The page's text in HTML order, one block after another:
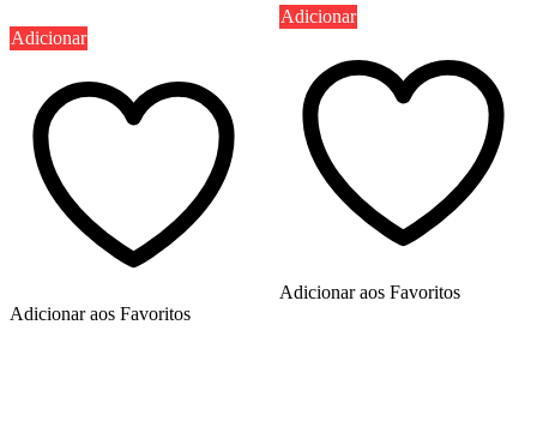
Adicionar
Adicionar aos Favoritos
Adicionar
Adicionar aos Favoritos